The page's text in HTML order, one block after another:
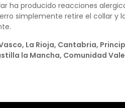
ha producido reacciones
simplemente retire el collar
La Rioja, Cantabria,
la Mancha, Comunidad